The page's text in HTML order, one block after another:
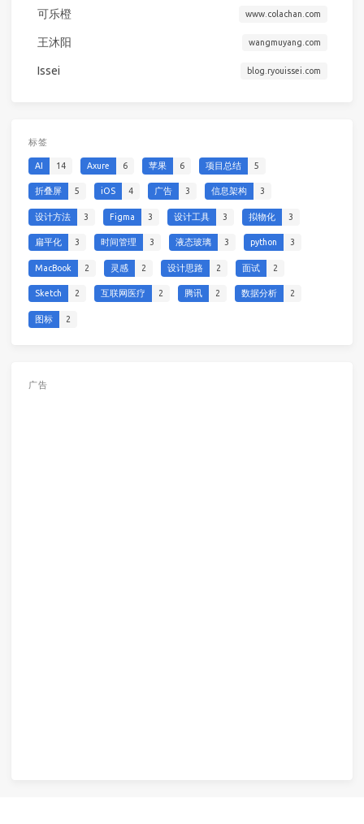
可乐橙 www.colachan.com
王沐阳 wangmuyang.com
Issei blog.ryouissei.com
标签
AI 14 Axure 6 苹果 6 项目总结 5
折叠屏 5 iOS 4 广告 3 信息架构 3
设计方法 3 Figma 3 设计工具 3 拟物化 3
扁平化 3 时间管理 3 液态玻璃 3 python 3
MacBook 2 灵感 2 设计思路 2 面试 2
Sketch 2 互联网医疗 2 腾讯 2 数据分析 2
图标 2
广告